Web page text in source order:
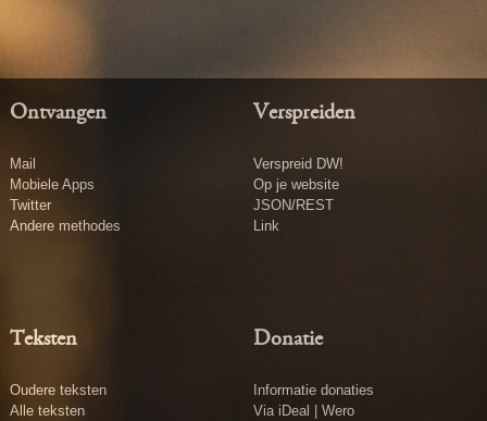
Ontvangen
Mail
Mobiele Apps
Twitter
Andere methodes
Verspreiden
Verspreid DW!
Op je website
JSON/REST
Link
Teksten
Oudere teksten
Alle teksten
Donatie
Informatie donaties
Via iDeal | Wero